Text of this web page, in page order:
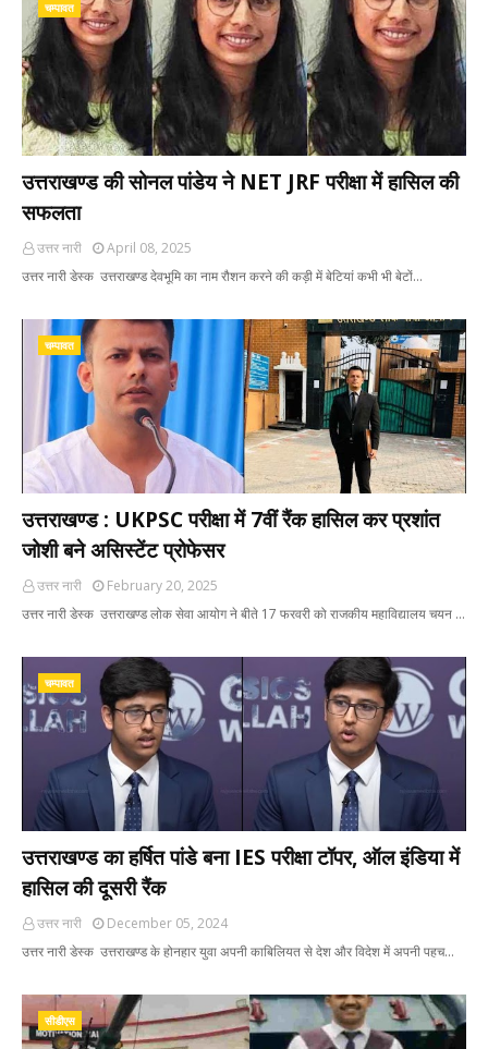
चम्पावत
उत्तराखण्ड की सोनल पांडेय ने NET JRF परीक्षा में हासिल की
सफलता
उत्तर नारी
April 08, 2025
उत्तर नारी डेस्क उत्तराखण्ड देवभूमि का नाम रौशन करने की कड़ी में बेटियां कभी भी बेटों…
चम्पावत
उत्तराखण्ड : UKPSC परीक्षा में 7वीं रैंक हासिल कर प्रशांत
जोशी बने असिस्टेंट प्रोफेसर
उत्तर नारी
February 20, 2025
उत्तर नारी डेस्क उत्तराखण्ड लोक सेवा आयोग ने बीते 17 फरवरी को राजकीय महाविद्यालय चयन …
चम्पावत
उत्तराखण्ड का हर्षित पांडे बना IES परीक्षा टॉपर, ऑल इंडिया में
हासिल की दूसरी रैंक
उत्तर नारी
December 05, 2024
उत्तर नारी डेस्क उत्तराखण्ड के होनहार युवा अपनी काबिलियत से देश और विदेश में अपनी पहच…
सीडीएस